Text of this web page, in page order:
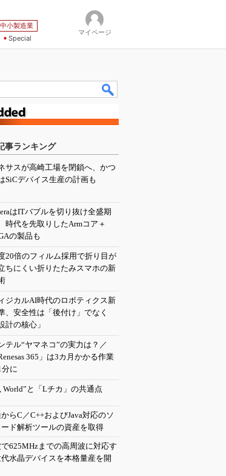
中小製造業
Special
マイページ
事ランキング
サスが高崎工場を閉鎖へ、かつ
SiCデバイス生産の計画も
はITバブルを切り抜け全盛期
時代を先取りしたArmコア＋
の製品も
20倍のフィルム採用で折り目が
ちにくい折りたたみスマホの新
ジカルAI時代のロボティクス新
、安全性は「後付け」でなく
計の核心」
テル“ヤマネコ”の実力は？／
365」は3カ月かかる作業
分に
World”と「Lチカ」の共通点
らC／C++およびJava対応のソ
ド解析ツールの資産を取得
625MHzまでの高周波に対応す
水晶デバイスを本格量産を開